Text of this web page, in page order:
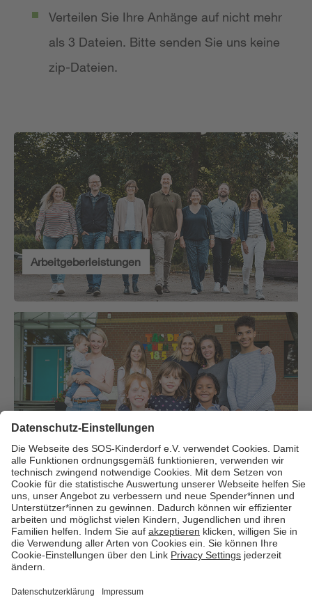
Verteilen Sie Ihre Anhänge auf nicht mehr
als 3 Dateien. Bitte senden Sie uns keine
zip-Dateien.
Arbeitgeberleistungen